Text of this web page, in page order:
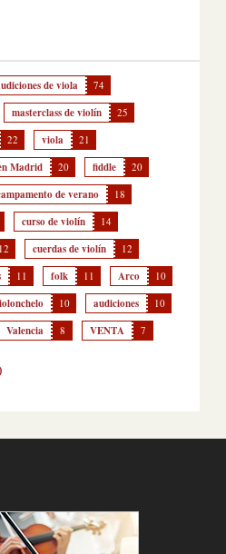
de viola 74
masterclass de violín 25
22 viola 21
Madrid 20 fiddle 20
de verano 18
curso de violín 14
12 cuerdas de violín 12
11 folk 11 Arco 10
10 audiciones 10
Valencia 8 VENTA 7